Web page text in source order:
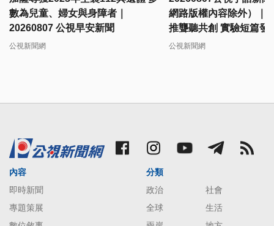
數為兒童、婦女與身障者｜
20260807 公視早安新聞
公視新聞網
網路版權內容除外）｜
推聾聽共創 實驗短篇發
出
公視新聞網
內容
即時新聞
專題策展
分類
政治
社會
全球
生活